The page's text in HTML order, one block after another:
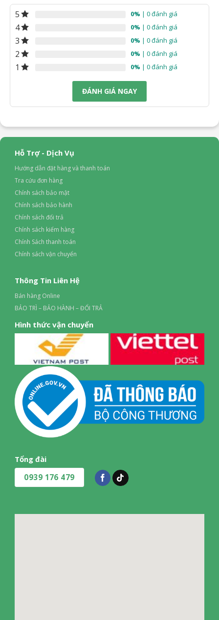
5 0% | 0 đánh giá
4 0% | 0 đánh giá
3 0% | 0 đánh giá
2 0% | 0 đánh giá
1 0% | 0 đánh giá
ĐÁNH GIÁ NGAY
Hỗ Trợ - Dịch Vụ
Hướng dẫn đặt hàng và thanh toán
Tra cứu đơn hàng
Chính sách bảo mật
Chính sách bảo hành
Chính sách đổi trả
Chính sách kiểm hàng
Chính Sách thanh toán
Chính sách vận chuyển
Thông Tin Liên Hệ
Bán hàng Online
BẢO TRÌ – BẢO HÀNH – ĐỔI TRẢ
Hình thức vận chuyển
Tổng đài
0939 176 479